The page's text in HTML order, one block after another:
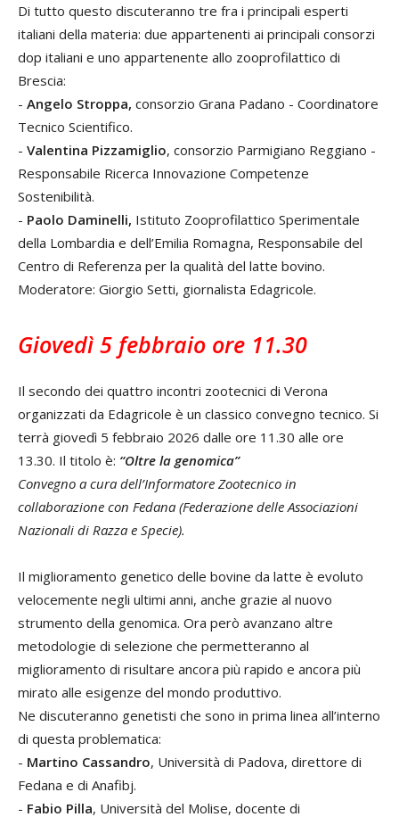
Di tutto questo discuteranno tre fra i prin­cipali esperti
italiani della materia: due appartenenti ai principali consorzi
dop italiani e uno appartenente allo zoopro­filattico di
Brescia:
- Angelo Stroppa, consorzio Grana Pa­dano - Coordinatore
Tecnico Scientifico.
- Valentina Pizzamiglio, consorzio Par­migiano Reggiano -
Responsabile Ricerca Innovazione Competenze
Sostenibilità.
- Paolo Daminelli, Istituto Zooprofilattico Sperimentale
della Lombardia e dell’Emi­lia Romagna, Responsabile del
Centro di Referenza per la qualità del latte bovino.
Moderatore: Giorgio Setti, giornalista Edagricole.
Giovedì 5 febbraio ore 11.30
Il secondo dei quattro incontri zootecnici di Verona
organizzati da Edagricole è un classico convegno tecnico. Si
terrà giove­dì 5 febbraio 2026 dalle ore 11.30 alle ore
13.30. Il titolo è: “Oltre la genomica”
Convegno a cura dell’Informatore Zootec­nico in
collaborazione con Fedana (Fe­derazione delle Associazioni
Nazionali di Razza e Specie).
Il miglioramento genetico delle bovine da latte è evoluto
velocemente negli ultimi anni, anche grazie al nuovo
strumento della genomica. Ora però avanzano altre
metodologie di selezione che permette­ranno al
miglioramento di risultare ancora più rapido e ancora più
mirato alle esigen­ze del mondo produttivo.
Ne discuteranno genetisti che sono in prima linea all’interno
di questa problematica:
- Martino Cassandro, Università di Pado­va, direttore di
Fedana e di Anafibj.
- Fabio Pilla, Università del Molise, docen­te di